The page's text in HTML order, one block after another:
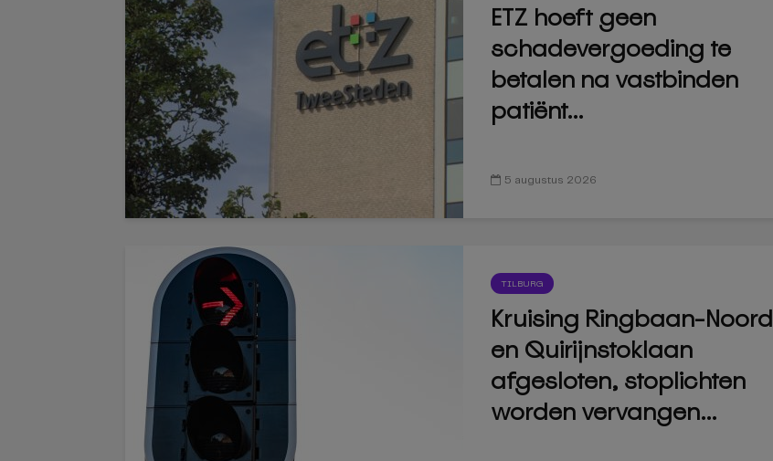
ETZ hoeft geen
schadevergoeding te
betalen na vastbinden
patiënt...
5 augustus 2026
TILBURG
Kruising Ringbaan-Noord
en Quirijnstoklaan
afgesloten, stoplichten
worden vervangen...